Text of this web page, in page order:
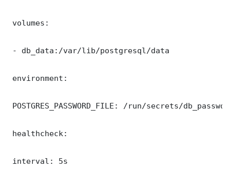
volumes:
- db_data:/var/lib/postgresql/data
environment:
POSTGRES_PASSWORD_FILE: /run/secrets/
healthcheck:
interval: 5s